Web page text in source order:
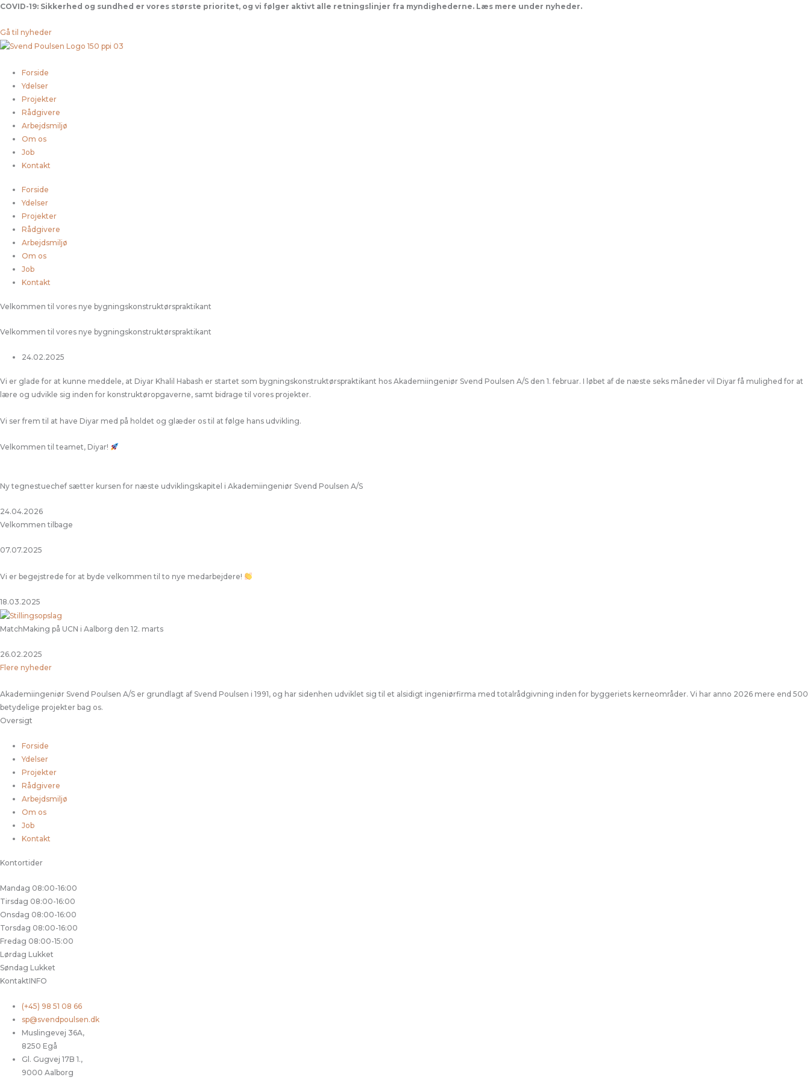
Gå
indholdet
COVID-19: Sikkerhed og sundhed er vores største prioritet, og vi følger aktivt alle retningslinjer fra myndighederne. Læs mere under nyheder.
Gå til nyheder
Forside
Ydelser
Projekter
Rådgivere
Arbejdsmiljø
Om os
Job
Kontakt
Forside
Ydelser
Projekter
Rådgivere
Arbejdsmiljø
Om os
Job
Kontakt
Velkommen til vores nye bygningskonstruktørspraktikant
Velkommen til vores nye bygningskonstruktørspraktikant
24.02.2025
Vi er glade for at kunne meddele, at Diyar Khalil Habash er startet som bygningskonstruktørspraktikant hos Akademiingeniør Svend Poulsen A/S den 1. februar. I løbet af de næste seks måneder vil Diyar få mulighed for at
lære og udvikle sig inden for konstruktøropgaverne, samt bidrage til vores projekter.
Vi ser frem til at have Diyar med på holdet og glæder os til at følge hans udvikling.
Velkommen til teamet, Diyar!
Ny tegnestuechef sætter kursen for næste udviklingskapitel i Akademiingeniør Svend Poulsen A/S
24.04.2026
Velkommen tilbage
07.07.2025
Vi er begejstrede for at byde velkommen til to nye medarbejdere!
18.03.2025
MatchMaking på UCN i Aalborg den 12. marts
26.02.2025
Flere nyheder
Akademiingeniør Svend Poulsen A/S er grundlagt af Svend Poulsen i 1991, og har sidenhen udviklet sig til et alsidigt ingeniørfirma med totalrådgivning inden for byggeriets kerneområder. Vi har anno 2026 mere end 500
betydelige projekter bag os.
Oversigt
Forside
Ydelser
Projekter
Rådgivere
Arbejdsmiljø
Om os
Job
Kontakt
Kontortider
Mandag 08:00-16:00
Tirsdag 08:00-16:00
Onsdag 08:00-16:00
Torsdag 08:00-16:00
Fredag 08:00-15:00
Lørdag Lukket
Søndag Lukket
KontaktINFO
(+45) 98 51 08 66
sp@svendpoulsen.dk
Muslingevej 36A,
8250 Egå
Gl. Gugvej 17B 1.,
9000 Aalborg